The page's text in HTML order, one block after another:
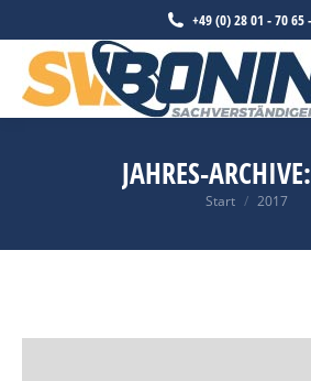
+49 (0) 28 01 - 70 65
JAHRES-ARCHIVE:
Sie befinden
Start 2017